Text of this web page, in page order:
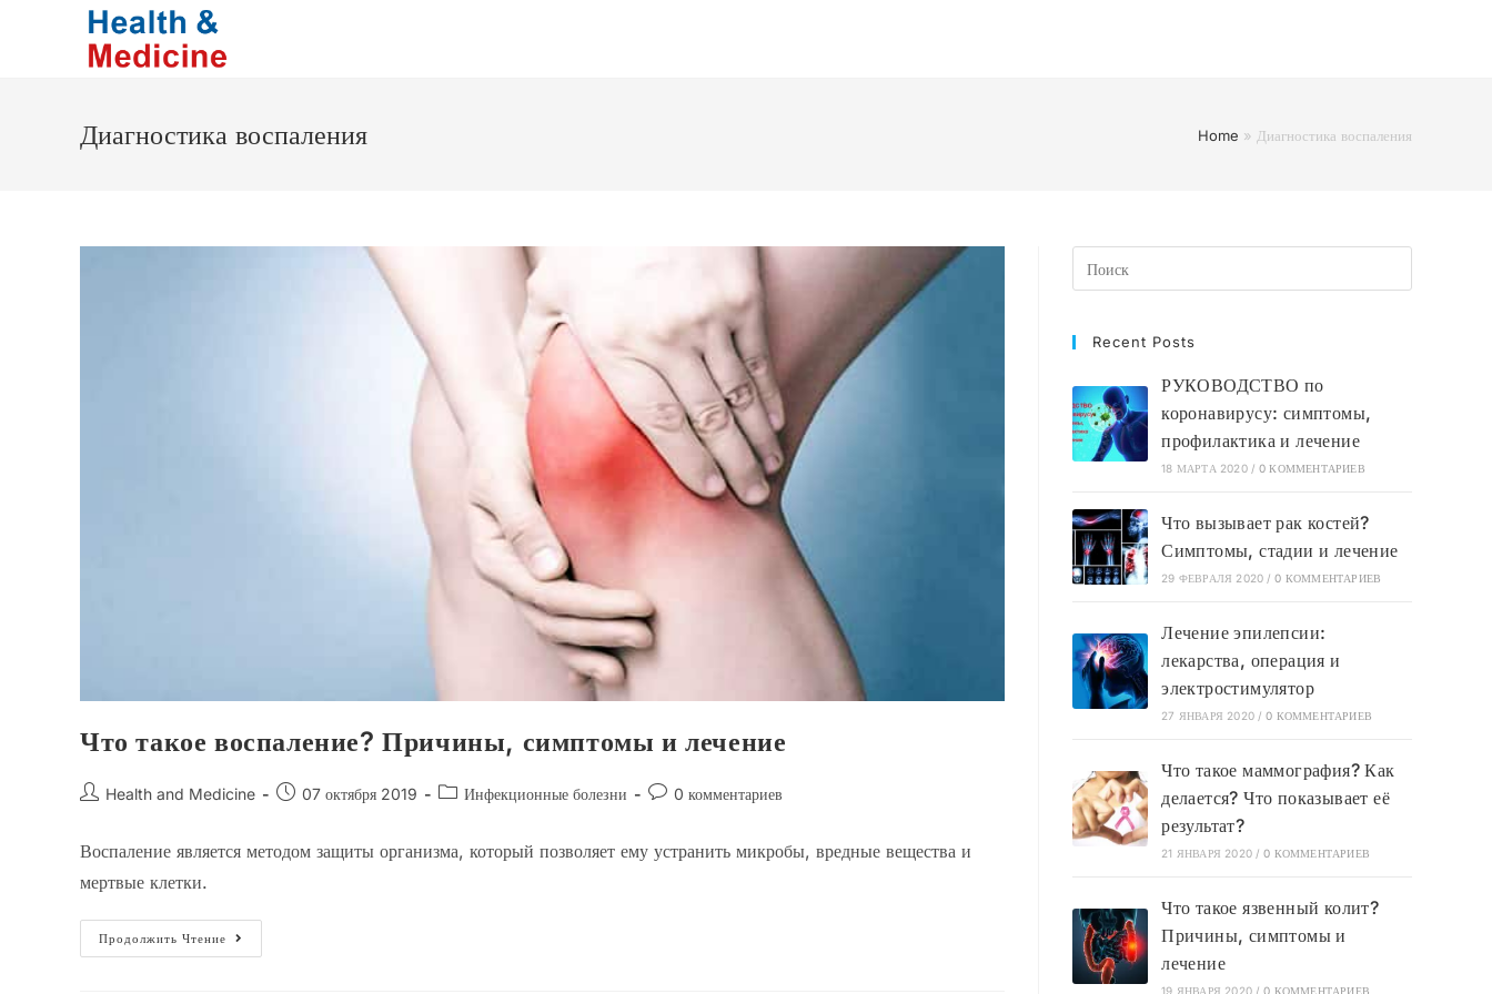
содержимому
Диагностика воспаления Home » Диагностика воспаления
Что такое воспаление? Причины, симптомы и лечение
АвторHealth and Medicine
Запись07 октября 2019
РубрикаИнфекционные болезни
Комментарии
0 комментариев
Воспаление является методом защиты организма, который позволяет ему устранить микробы, вредные вещества и
мертвые клетки.
Продолжить Чтение
Что
Такое
Recent Posts
РУКОВОДСТВО по
коронавирусу: симптомы,
профилактика и лечение
18 МАРТА 2020 / 0 КОММЕНТАРИЕВ
Что вызывает рак костей?
Симптомы, стадии и лечение
29 ФЕВРАЛЯ 2020 / 0 КОММЕНТАРИЕВ
Лечение эпилепсии:
лекарства, операция и
электростимулятор
27 ЯНВАРЯ 2020 / 0 КОММЕНТАРИЕВ
Что такое маммография? Как
делается? Что показывает её
результат?
21 ЯНВАРЯ 2020 / 0 КОММЕНТАРИЕВ
Что такое язвенный колит?
Причины, симптомы и
лечение
19 ЯНВАРЯ 2020 / 0 КОММЕНТАРИЕВ